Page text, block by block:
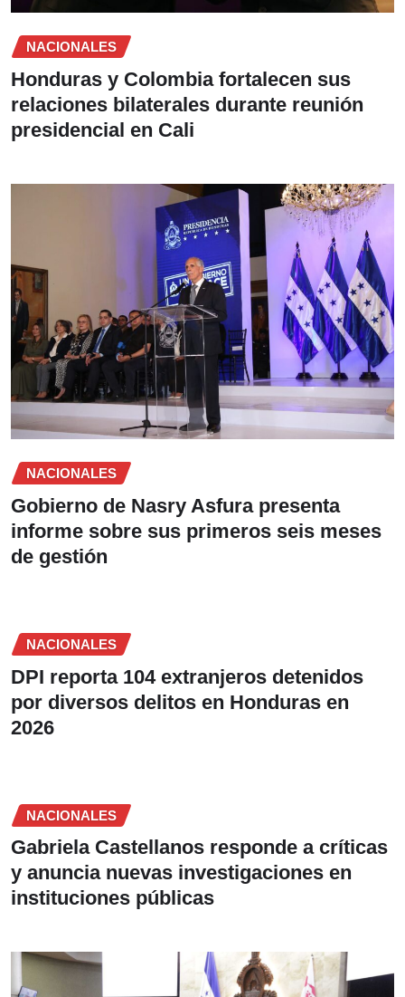
NACIONALES
Honduras y Colombia fortalecen sus
relaciones bilaterales durante reunión
presidencial en Cali
NACIONALES
Gobierno de Nasry Asfura presenta
informe sobre sus primeros seis meses
de gestión
NACIONALES
DPI reporta 104 extranjeros detenidos
por diversos delitos en Honduras en
2026
NACIONALES
Gabriela Castellanos responde a críticas
y anuncia nuevas investigaciones en
instituciones públicas